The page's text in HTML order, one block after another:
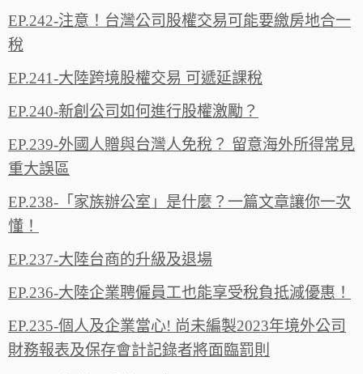
EP.242-注意！台灣公司股權交易可能要繳房地合一
稅
EP.241-大陸跨境股權交易 可遞延課稅
EP.240-新創公司如何進行股權激勵？
EP.239-外國人贈與台灣人免稅？ 留意海外所得常見
重大誤區
EP.238-「家族辦公室」是什麼？一篇文章讓你一次
懂！
EP.237-大陸台商的升級及退場
EP.236-大陸企業聘僱員工也能享受稅負抵減優惠！
EP.235-個人及企業當心! 尚未編製2023年境外公司
財務報表及保存會計記錄者將面臨罰則